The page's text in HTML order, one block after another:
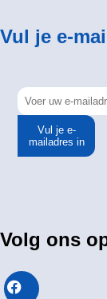
Vul je e-
Vul je e-
mailadres in
Volg ons